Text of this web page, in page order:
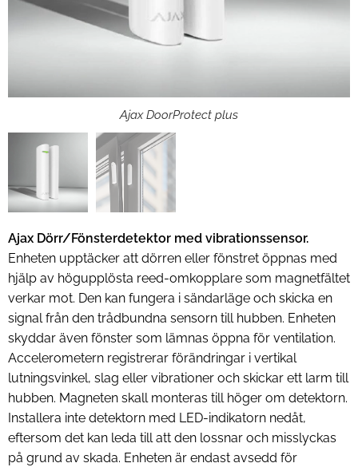
Ajax DoorProtect plus
Ajax DoorProtect plus
Ajax Dörr/Fönsterdetektor med vibrationssensor.
Enheten upptäcker att dörren eller fönstret öppnas med
hjälp av högupplösta reed-omkopplare som magnetfältet
verkar mot. Den kan fungera i sändarläge och skicka en
signal från den trådbundna sensorn till hubben. Enheten
skyddar även fönster som lämnas öppna för ventilation.
Accelerometern registrerar förändringar i vertikal
lutningsvinkel, slag eller vibrationer och skickar ett larm till
hubben. Magneten skall monteras till höger om detektorn.
Installera inte detektorn med LED-indikatorn nedåt,
eftersom det kan leda till att den lossnar och misslyckas
på grund av skada. Enheten är endast avsedd för